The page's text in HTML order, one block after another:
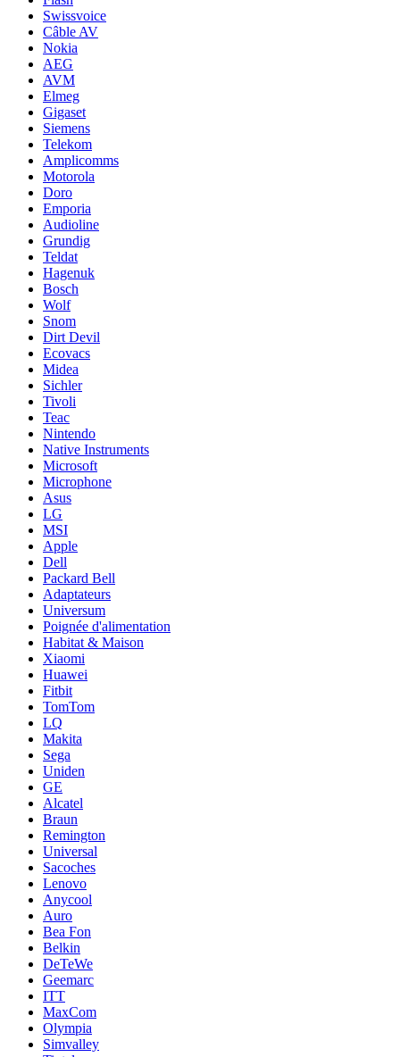
Swissvoice
Câble AV
Nokia
AEG
AVM
Elmeg
Gigaset
Siemens
Telekom
Amplicomms
Motorola
Doro
Emporia
Audioline
Grundig
Teldat
Hagenuk
Bosch
Wolf
Snom
Dirt Devil
Ecovacs
Midea
Sichler
Tivoli
Teac
Nintendo
Native Instruments
Microsoft
Microphone
Asus
LG
MSI
Apple
Dell
Packard Bell
Adaptateurs
Universum
Poignée d'alimentation
Habitat & Maison
Xiaomi
Huawei
Fitbit
TomTom
LQ
Makita
Sega
Uniden
GE
Alcatel
Braun
Remington
Universal
Sacoches
Lenovo
Anycool
Auro
Bea Fon
Belkin
DeTeWe
Geemarc
ITT
MaxCom
Olympia
Simvalley